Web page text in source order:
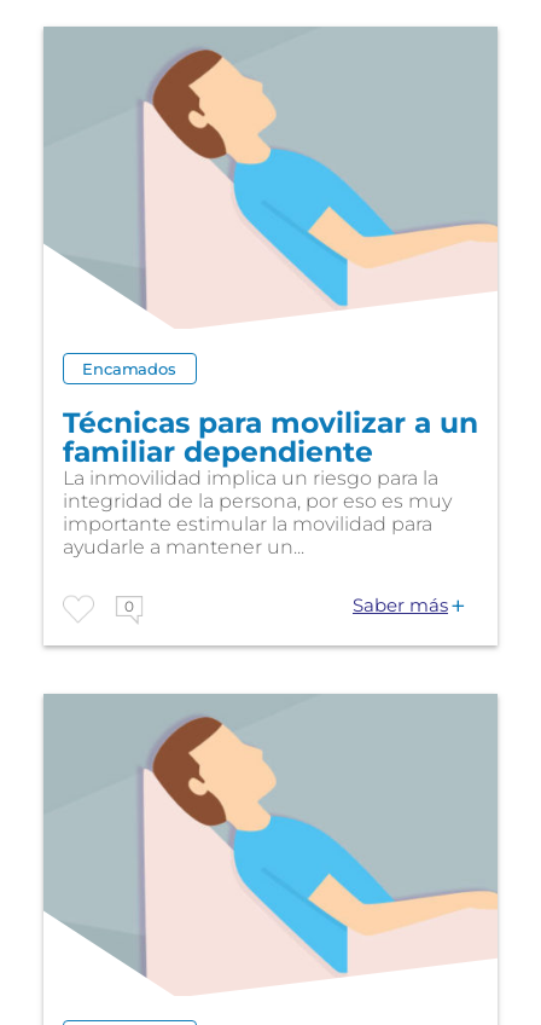
Encamados
Técnicas para movilizar a un
familiar dependiente
La inmovilidad implica un riesgo para la
integridad de la persona, por eso es muy
importante estimular la movilidad para
ayudarle a mantener un...
0 Saber más